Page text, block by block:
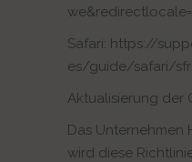
Safari: https://
es/guide/safari/
Aktualisierung der
Das Unternehmen
wird diese